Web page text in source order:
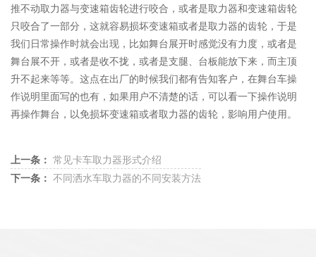
推不动取力器与变速箱齿轮进行咬合，或者是取力器和变速箱齿轮
只咬合了一部分，这就容易损坏变速箱或者是取力器的齿轮，于是
我们日常操作时就会出现，比如舞台展开时感觉没有力度，或者是
舞台展不开，或者是收不拢，或者是支腿、台板能放下来，而主顶
升不起来等等。这点在出厂的时候我们都有告知客户，在舞台车操
作说明里面写的也有，如果用户不清楚的话，可以看一下操作说明
再操作舞台，以免损坏变速箱或者取力器的齿轮，影响用户使用。
上一条： 常见卡车取力器形式介绍
下一条： 不同洒水车取力器的不同安装方法